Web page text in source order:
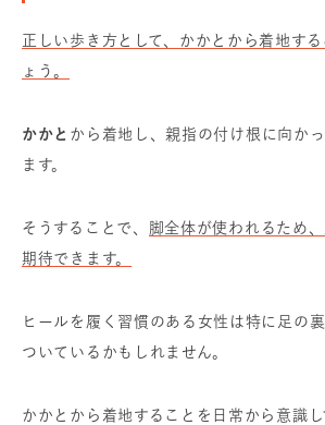
正しい歩き方として、かかとから着地す
ょう。
かかと から着地し、親指の付け根に向か
ます。
そうすることで、 脚全体が使われるため
期待できます。
ヒールを履く習慣のある女性は特に足の
ついているかもしれません。
かかとから着地することを日常から意識し